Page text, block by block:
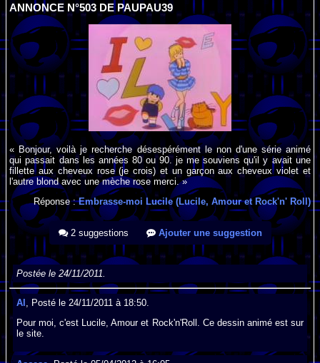
ANNONCE N°503 DE PAUPAU39
« Bonjour, voilà je recherche désespérément le non d'une série animé
qui passait dans les années 80 ou 90. je me souviens qu'il y avait une
fillette aux cheveux rose (je crois) et un garçon aux cheveux violet et
l'autre blond avec une mèche rose merci. »
Réponse :Embrasse-moi Lucile (Lucile, Amour et Rock'n' Roll)
2 suggestions Ajouter une suggestion
Postée le 24/11/2011.
Al , Posté le 24/11/2011 à 18:50.
Pour moi, c'est Lucile, Amour et Rock'n'Roll. Ce dessin animé est sur
le site.